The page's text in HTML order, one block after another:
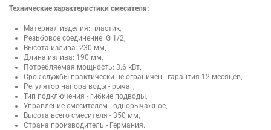
Технические характеристики смесителя:
Материал изделия: пластик,
Резьбовое соединение: G 1/2,
Высота излива: 230 мм,
Длина излива: 190 мм,
Потребляемая мощность: 3.6 кВт,
Срок службы практически не ограничен - гарантия 12 месяцев,
Регулятор напора воды - рычаг,
Тип подключения - гибкие подводы,
Управление смесителем - однорычажное,
Высота всего смесителя - 350 мм,
Страна производитель - Германия.